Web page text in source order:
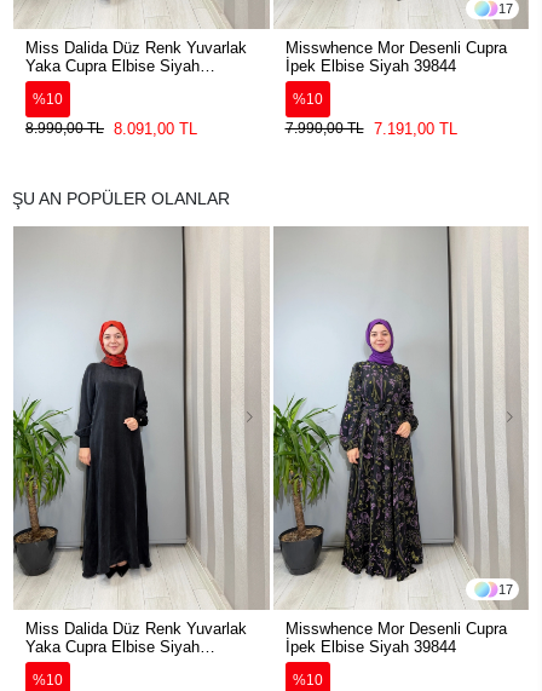
Miss Dalida Düz Renk Yuvarlak
Yaka Cupra Elbise Siyah
2264304
%10
8.990,00 TL 8.091,00 TL
17
Misswhence Mor Desenli Cupra
İpek Elbise Siyah 39844
%10
7.990,00 TL
7.191,00 TL
ŞU AN POPÜLER OLANLAR
Miss Dalida Düz Renk Yuvarlak
Yaka Cupra Elbise Siyah
2264304
%10
17
Misswhence Mor Desenli Cupra
İpek Elbise Siyah 39844
%10